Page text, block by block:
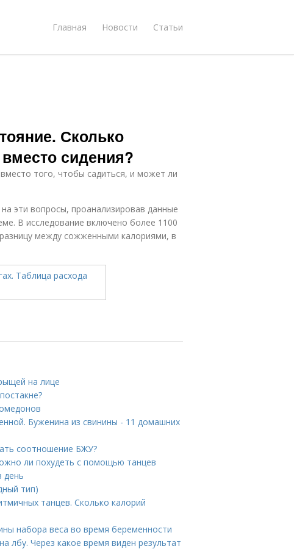
Главная Новости Статьи
Сколько
сидения?
того, чтобы садиться, и может ли
эти вопросы, проанализировав данные
В исследование включено более 1100
между сожженными калориями, в
на лице
Буженина из свинины - 11 домашних
соотношение БЖУ?
ли похудеть с помощью танцев
день
тип)
танцев. Сколько калорий
набора веса во время беременности
лбу. Через какое время виден результат